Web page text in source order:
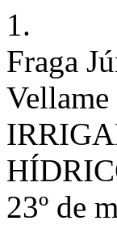
1.
Fraga
23º de